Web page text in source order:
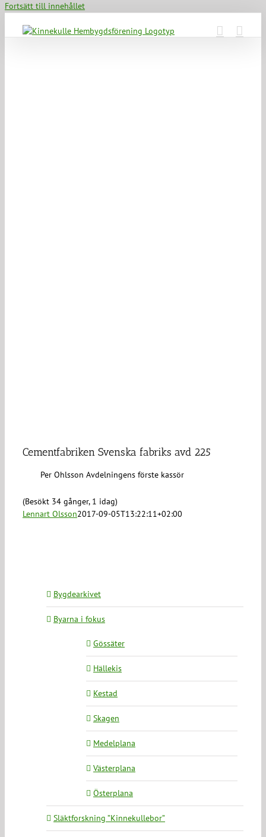
Fortsätt till innehållet
Cementfabriken Svenska fabriks avd 225
Per Ohlsson Avdelningens förste kassör
(Besökt 34 gånger, 1 idag)
Lennart Olsson2017-09-05T13:22:11+02:00
Bygdearkivet
Byarna i fokus
Gössäter
Hällekis
Kestad
Skagen
Medelplana
Västerplana
Österplana
Släktforskning ”Kinnekullebor”